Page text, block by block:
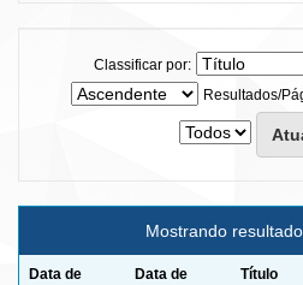
Classificar por:
Resultados/
Mostrando
Data de
Data de
Título